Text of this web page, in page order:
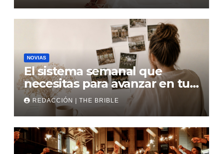
NOVIAS
El sistema semanal que
necesitas para avanzar en tu
boda
REDACCIÓN | THE BRIBLE